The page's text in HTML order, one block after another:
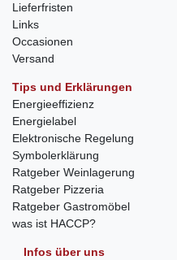
Lieferfristen
Links
Occasionen
Versand
Tips und Erklärungen
Energieeffizienz
Energielabel
Elektronische Regelung
Symbolerklärung
Ratgeber Weinlagerung
Ratgeber Pizzeria
Ratgeber Gastromöbel
was ist HACCP?
Infos über uns